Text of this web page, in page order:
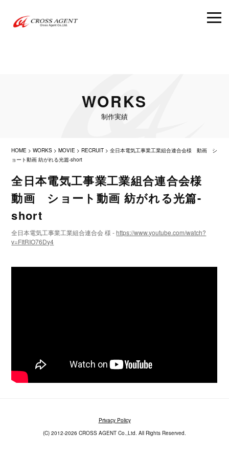
WORKS
制作実績
HOME >WORKS >MOVIE > RECRUIT >全日本電気工事業工業組合連合会様 動画 シ
ョート動画 紡がれる光篇-short
全日本電気工事業工業組合連合会様
動画 ショート動画 紡がれる光篇-
short
全日本電気工事業工業組合連合会 様 -https://www.youtube.com/watch?
v=FItRIO76Dy4
Privacy Policy
(C) 2012-2026 CROSS AGENT Co.,Ltd. All Rights Reserved.